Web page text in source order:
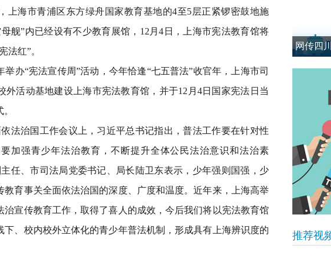
海市青浦区东方绿舟国家教育基地的4至5层正紧锣密鼓地施
舰”内已经设有不少教育展馆，12月4日，上海市宪法教育馆将
法红”。
“宪法宣传周”活动，今年恰逢“七五普法”收官年，上海市司
外活动基地建设上海市宪法教育馆，并于12月4日国家宪法日当
治国工作会议上，习近平总书记指出，普法工作要在针对性
加强青少年法治教育，不断提升全体公民法治意识和法治素
任、市司法局党委书记、局长陆卫东表示，少年强则国强，少
教育事关全面依法治国的深度、广度和温度。近年来，上海高举
治宣传教育工作，取得了喜人的成效，今后我们将以宪法教育馆
下、校内校外立体化的青少年普法机制，形成具有上海辨识度的
网传四
推荐视